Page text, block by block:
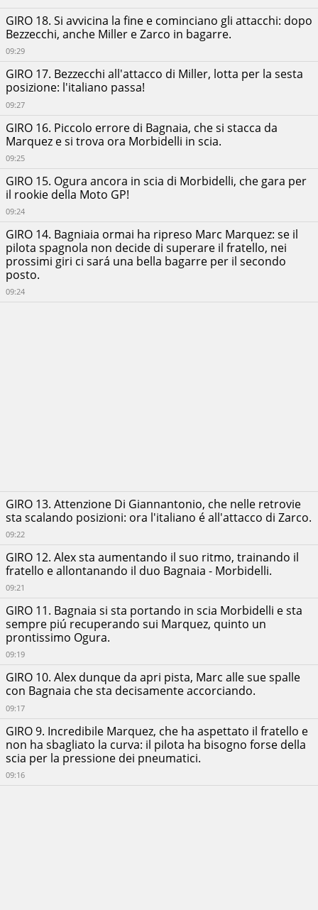
GIRO 18. Si avvicina la fine e cominciano gli attacchi: dopo
Bezzecchi, anche Miller e Zarco in bagarre.
09:29
GIRO 17. Bezzecchi all'attacco di Miller, lotta per la sesta
posizione: l'italiano passa!
09:27
GIRO 16. Piccolo errore di Bagnaia, che si stacca da
Marquez e si trova ora Morbidelli in scia.
09:25
GIRO 15. Ogura ancora in scia di Morbidelli, che gara per
il rookie della Moto GP!
09:24
GIRO 14. Bagniaia ormai ha ripreso Marc Marquez: se il
pilota spagnola non decide di superare il fratello, nei
prossimi giri ci sará una bella bagarre per il secondo
posto.
09:24
GIRO 13. Attenzione Di Giannantonio, che nelle retrovie
sta scalando posizioni: ora l'italiano é all'attacco di Zarco.
09:22
GIRO 12. Alex sta aumentando il suo ritmo, trainando il
fratello e allontanando il duo Bagnaia - Morbidelli.
09:21
GIRO 11. Bagnaia si sta portando in scia Morbidelli e sta
sempre piú recuperando sui Marquez, quinto un
prontissimo Ogura.
09:19
GIRO 10. Alex dunque da apri pista, Marc alle sue spalle
con Bagnaia che sta decisamente accorciando.
09:17
GIRO 9. Incredibile Marquez, che ha aspettato il fratello e
non ha sbagliato la curva: il pilota ha bisogno forse della
scia per la pressione dei pneumatici.
09:16